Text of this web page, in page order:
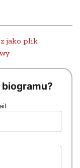
jako plik
biogramu?